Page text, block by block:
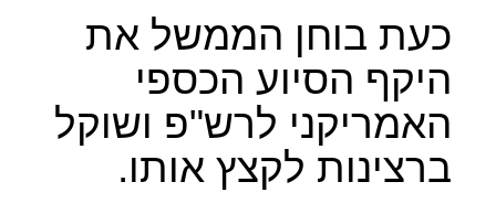
כעת בוחן הממשל את
היקף הסיוע הכספי
האמריקני לרש"פ ושוקל
ברצינות לקצץ אותו.